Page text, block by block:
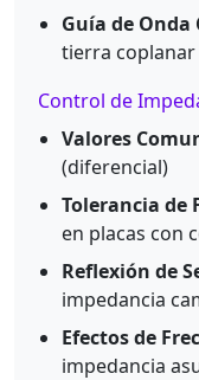
Guía de Onda
tierra coplanar
Control de
Valores
(diferencial)
Tolerancia de
en placas con
Reflexión de
impedancia
Efectos de
impedancia